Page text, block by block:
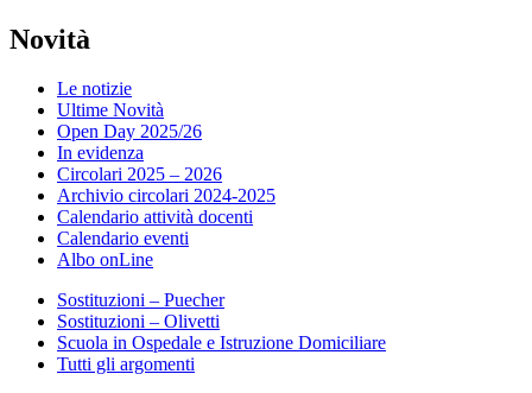
Novità
Le notizie
Ultime Novità
Open Day 2025/26
In evidenza
Circolari 2025 – 2026
Archivio circolari 2024-2025
Calendario attività docenti
Calendario eventi
Albo onLine
Sostituzioni – Puecher
Sostituzioni – Olivetti
Scuola in Ospedale e Istruzione Domiciliare
Tutti gli argomenti